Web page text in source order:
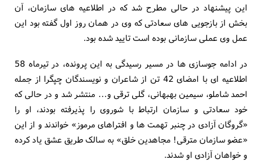
این پیشنهاد در حالی مطرح شد که در اطلاعیه های سازمان، آن
بخش از بازجویی های سعادتی که وی در همان روز اول گفته بود این
عمل وی عملی سازمانی بوده است تایید شده بود.
در ادامه جوسازی ها در مسیر رسیدگی به این پرونده، در تیرماه 58
اطلاعیه ای با امضای 42 تن از شاعران و نویسندگان چپگرا از جمله
احمد شاملو، سیمین بهبهانی، گلی ترقی و… منتشر شد و در حالی که
خود سعادتی و سازمان ارتباط با شوروی را پذیرفته بودند، او را
«گروگان آزادی در چنبر تهمت ها و افتراهای مرموز» خواندند و از این
«عضو سازمان مترقی! مجاهدین خلق» به سالک طریق عشق یاد کرده
و خواهان آزادی او شدند.